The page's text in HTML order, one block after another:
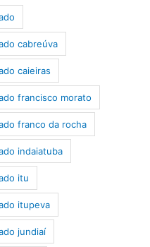
cabreúva
caieiras
francisco morato
franco da rocha
indaiatuba
itu
itupeva
jundiaí